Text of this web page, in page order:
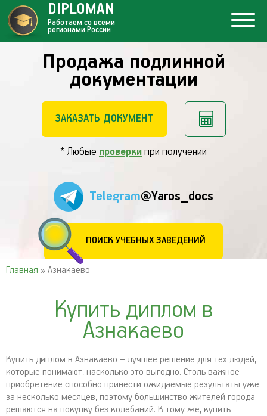
Продажа подлинной
документации
ЗАКАЗАТЬ ДОКУМЕНТ
* Любые проверки при получении
Telegram@Yaros_docs
ПОИСК УЧЕБНЫХ ЗАВЕДЕНИЙ
DIPLOMAN
Работаем со всеми
регионами России
Главная » Азнакаево
Купить диплом в
Азнакаево
Купить диплом в Азнакаево – лучшее решение для тех людей,
которые понимают, насколько это выгодно. Столь важное
приобретение способно принести ожидаемые результаты уже
за несколько месяцев, поэтому большинство жителей города
решаются на покупку без колебаний. К тому же, купить